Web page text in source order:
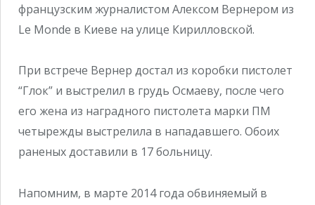
французским журналистом Алексом Вернером из
Le Monde в Киеве на улице Кирилловской.
При встрече Вернер достал из коробки пистолет
“Глок” и выстрелил в грудь Осмаеву, после чего
его жена из наградного пистолета марки ПМ
четырежды выстрелила в нападавшего. Обоих
раненых доставили в 17 больницу.
Напомним, в марте 2014 года обвиняемый в